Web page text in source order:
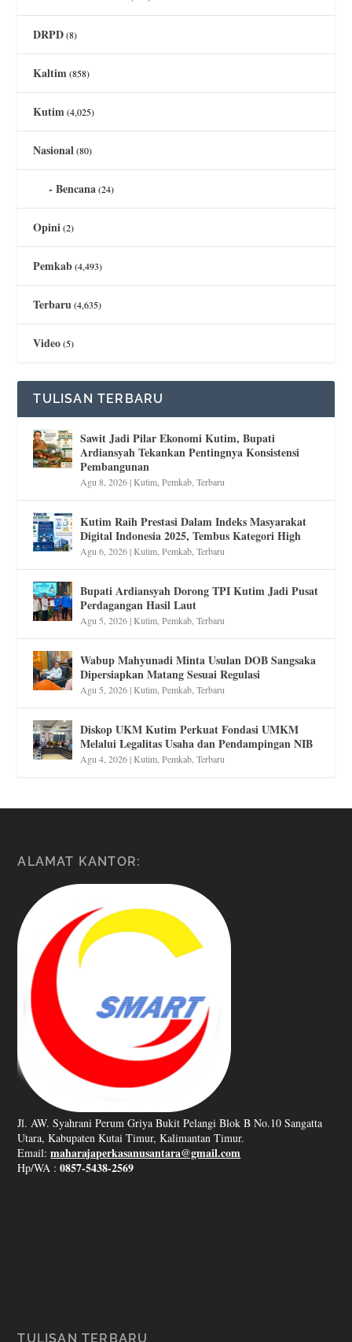
DRPD(8)
Kaltim(858)
Kutim(4,025)
Nasional(80)
Bencana(24)
Opini(2)
Pemkab(4,493)
Terbaru(4,635)
Video(5)
TULISAN TERBARU
Sawit Jadi Pilar Ekonomi Kutim, Bupati
Ardiansyah Tekankan Pentingnya Konsistensi
Pembangunan
Agu 8, 2026|Kutim ,Pemkab ,Terbaru
Kutim Raih Prestasi Dalam Indeks Masyarakat
Digital Indonesia 2025, Tembus Kategori High
Agu 6, 2026|Kutim ,Pemkab ,Terbaru
Bupati Ardiansyah Dorong TPI Kutim Jadi Pusat
Perdagangan Hasil Laut
Agu 5, 2026|Kutim ,Pemkab ,Terbaru
Wabup Mahyunadi Minta Usulan DOB Sangsaka
Dipersiapkan Matang Sesuai Regulasi
Agu 5, 2026|Kutim ,Pemkab ,Terbaru
Diskop UKM Kutim Perkuat Fondasi UMKM
Melalui Legalitas Usaha dan Pendampingan NIB
Agu 4, 2026|Kutim ,Pemkab ,Terbaru
ALAMAT KANTOR:
Jl. AW. Syahrani Perum Griya Bukit Pelangi Blok B No.10 Sangatta
Utara, Kabupaten Kutai Timur, Kalimantan Timur.
Email:maharajaperkasanusantara@gmail.com
Hp/WA :0857-5438-2569
TULISAN TERBARU